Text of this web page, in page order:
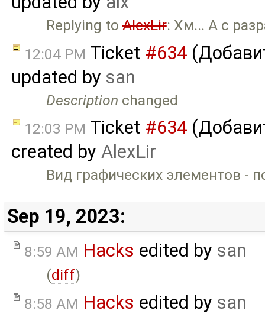
Replying toAlexLir: Хм... А с
12:04 PM Ticket #634
updated by san
Description changed
12:03 PM Ticket #634
created by AlexLir
Вид графических элементов -
Sep 19, 2023:
8:59 AM Hacks edited by san
(diff)
8:58 AM Hacks edited by san